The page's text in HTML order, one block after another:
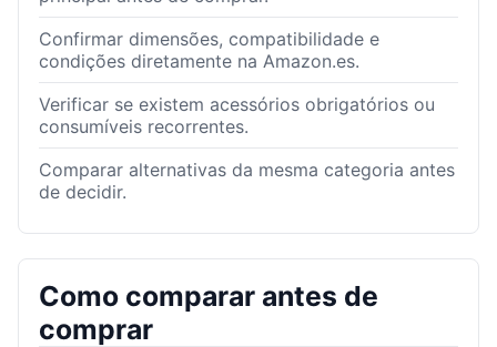
Confirmar dimensões, compatibilidade e
condições diretamente na Amazon.es.
Verificar se existem acessórios obrigatórios ou
consumíveis recorrentes.
Comparar alternativas da mesma categoria antes
de decidir.
Como comparar antes de
comprar